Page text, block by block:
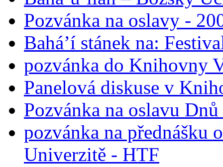
Pozvánka na oslavy -
Bahá’í stánek na:
pozvánka do Knihovny
Panelová diskuse v
Pozvánka na oslavu
pozvánka na přednášku
Univerzitě - HTF